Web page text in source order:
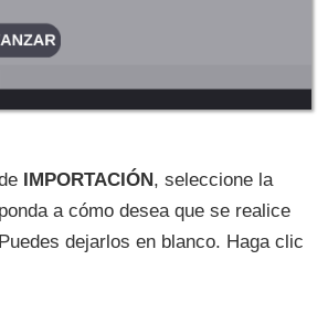
IMPORTACIÓN, seleccione la
a cómo desea que se realice
dejarlos en blanco. Haga clic